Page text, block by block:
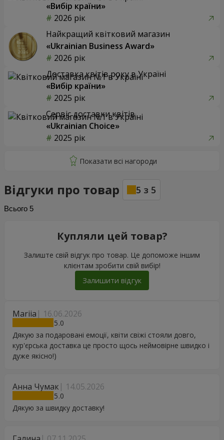
«Вибір країни»
2026 рік
Найкращий квітковий магазин
«Ukrainian Business Award»
2026 рік
Доставка квітів року в Україні
«Вибір країни»
2025 рік
Сервіс доставки квітів
«Ukrainian Choice»
2025 рік
Відгуки про товар 5 з 5
Всього 5
Mariia 16.06.2026
5
Дякую за подаровані емоції, квіти свіжі стояли довго,
кур'єрська доставка це просто щось неймовірне швидко і
дуже якісно!)
Анна Чумак 14.05.2026
5
Дякую за швидку доставку!
Купляли цей товар?
Залиште свій відгук про товар. Це допоможе іншим
клієнтам зробити свій вибір!
Залишити відгук